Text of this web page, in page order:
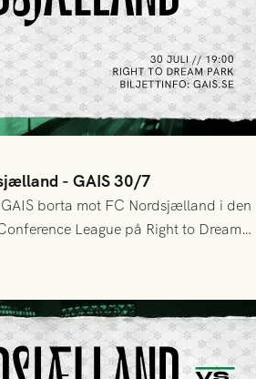
- GAIS 30/7
borta mot FC Nordsjælland i den
League på Right to Dream
ledarstaben har tagit ut följande